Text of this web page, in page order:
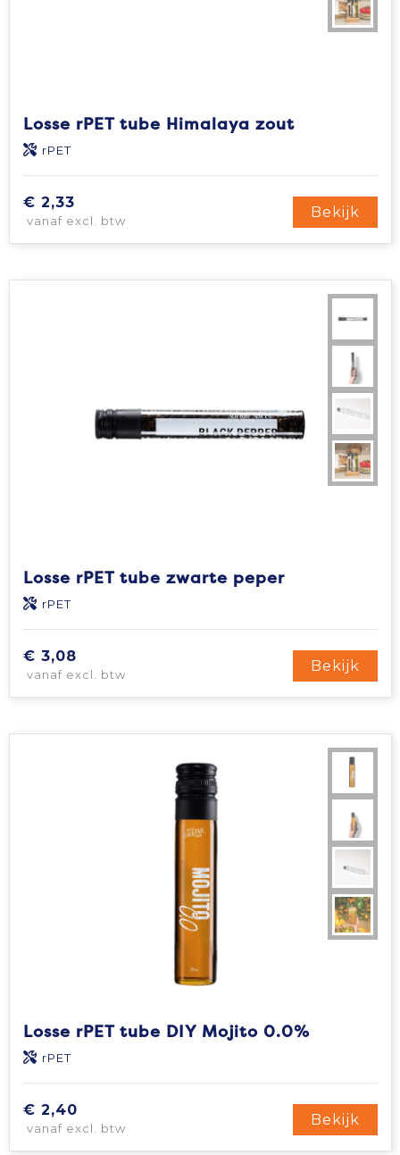
Losse rPET tube Himalaya zout
rPET
€ 2,33
vanaf excl. btw
Bekijk
Losse rPET tube zwarte peper
rPET
€ 3,08
vanaf excl. btw
Bekijk
Losse rPET tube DIY Mojito 0.0%
rPET
€ 2,40
vanaf excl. btw
Bekijk